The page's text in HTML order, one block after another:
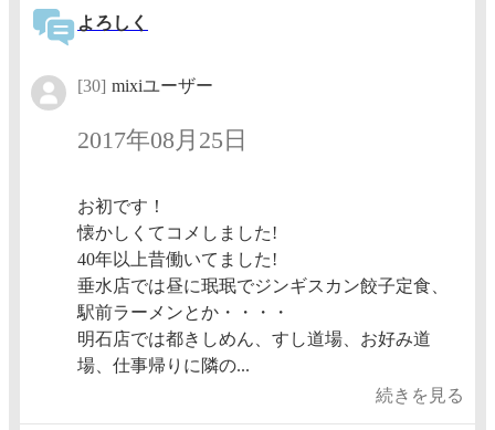
よろしく
[30] mixiユーザー
2017年08月25日
お初です！
懐かしくてコメしました!
40年以上昔働いてました!
垂水店では昼に珉珉でジンギスカン餃子定食、
駅前ラーメンとか・・・・
明石店では都きしめん、すし道場、お好み道
場、仕事帰りに隣の...
続きを見る